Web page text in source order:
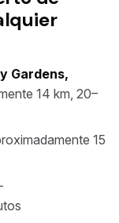
Gardens,
14 km, 20–
15